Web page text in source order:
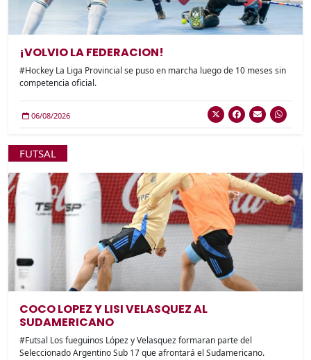
¡VOLVIO LA FEDERACION!
#Hockey La Liga Provincial se puso en marcha luego de 10 meses sin
competencia oficial.
06/08/2026
FUTSAL
COCO LOPEZ Y LISI VELASQUEZ AL
SUDAMERICANO
#Futsal Los fueguinos López y Velasquez formaran parte del
Seleccionado Argentino Sub 17 que afrontará el Sudamericano.